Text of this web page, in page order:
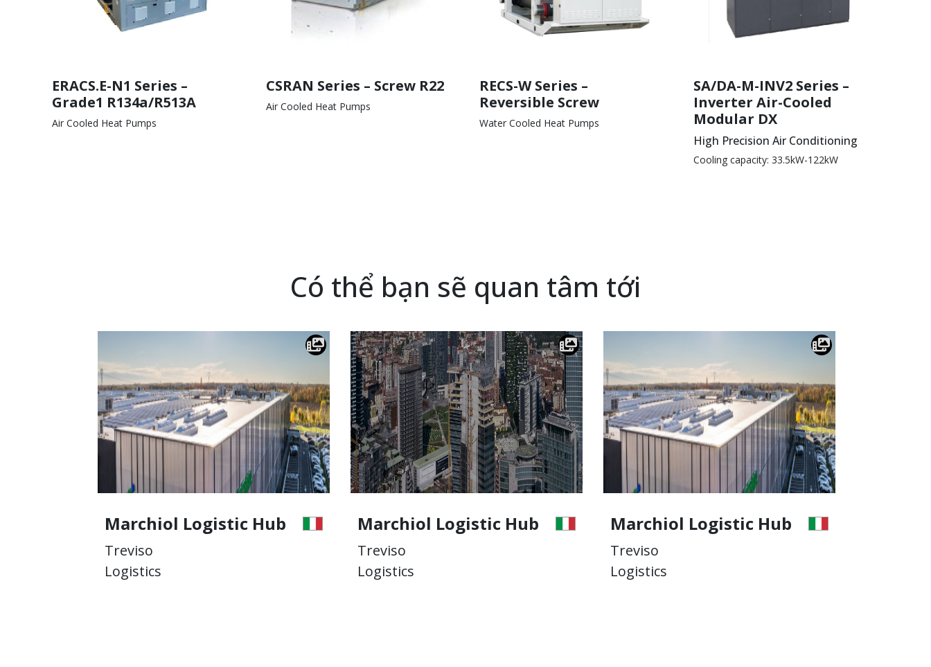
ERACS.E-N1 Series –
Grade1 R134a/R513A
Air Cooled Heat Pumps
CSRAN Series – Screw R22
Air Cooled Heat Pumps
RECS-W Series –
Reversible Screw
Water Cooled Heat Pumps
SA/DA-M-INV2 Series –
Inverter Air-Cooled
Modular DX
High Precision Air Conditioning
Cooling capacity: 33.5kW-122kW
Có thể bạn sẽ quan tâm tới
Marchiol Logistic Hub Marchiol Logistic Hub Marchiol Logistic Hub